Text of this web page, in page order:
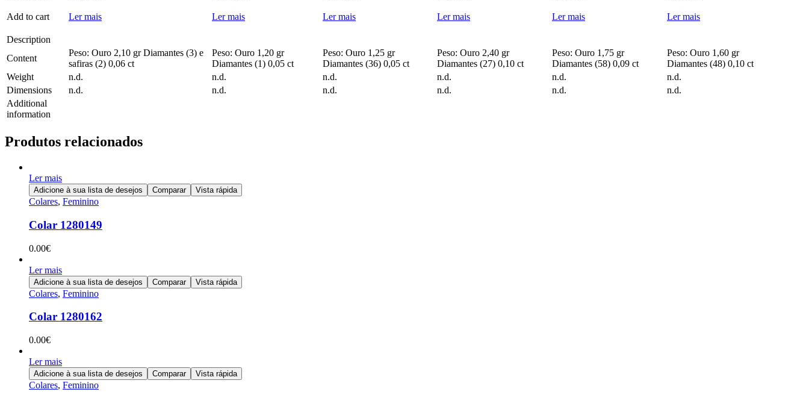
Add to cart Ler mais Ler mais Ler mais Ler mais Ler mais Ler mais
Description
Content
Peso: Ouro 2,10 gr Diamantes (3) e
safiras (2) 0,06 ct
Peso: Ouro 1,20 gr
Diamantes (1) 0,05 ct
Peso: Ouro 1,25 gr
Diamantes (36) 0,05 ct
Peso: Ouro 2,40 gr
Diamantes (27) 0,10 ct
Peso: Ouro 1,75 gr
Diamantes (58) 0,09 ct
Peso: Ouro 1,60 gr
Diamantes (48) 0,10 ct
Weight
n.d. n.d. n.d. n.d. n.d.
n.d.
Dimensions
n.d. n.d. n.d. n.d. n.d.
n.d.
Additional
information
Produtos relacionados
Ler mais
Adicione à sua lista de desejos Comparar Vista rápida
Colares, Feminino
Colar 1280149
0.00€
Ler mais
Adicione à sua lista de desejos Comparar Vista rápida
Colares, Feminino
Colar 1280162
0.00€
Ler mais
Adicione à sua lista de desejos Comparar Vista rápida
Colares, Feminino